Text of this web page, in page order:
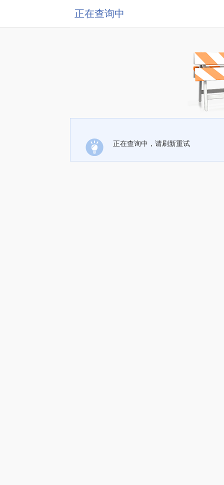
正在查询中
正在查询中，请刷新重试